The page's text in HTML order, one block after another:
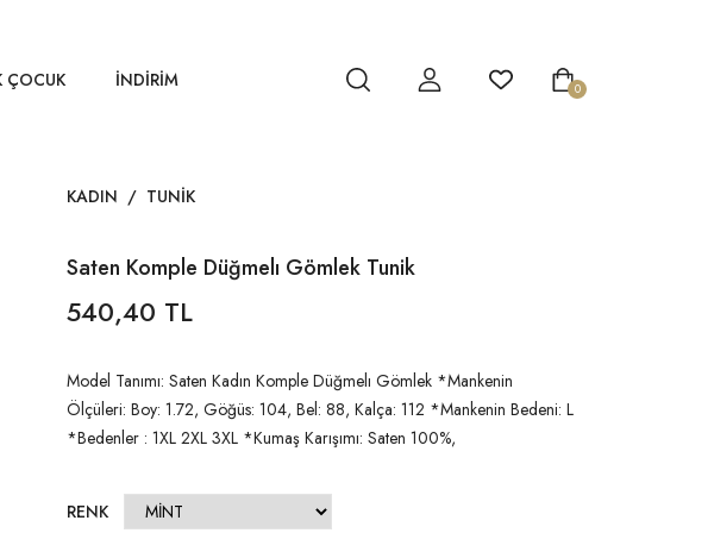
ÇOCUK İNDİRİM 0
KADIN / TUNIK
Saten Komple Düğmelı Gömlek Tunik
540,40 TL
Model Tanımı: Saten Kadın Komple Düğmelı Gömlek *Mankenin
Ölçüleri: Boy: 1.72, Göğüs: 104, Bel: 88, Kalça: 112 *Mankenin Bedeni: L
*Bedenler : 1XL 2XL 3XL *Kumaş Karışımı: Saten 100%,
RENK